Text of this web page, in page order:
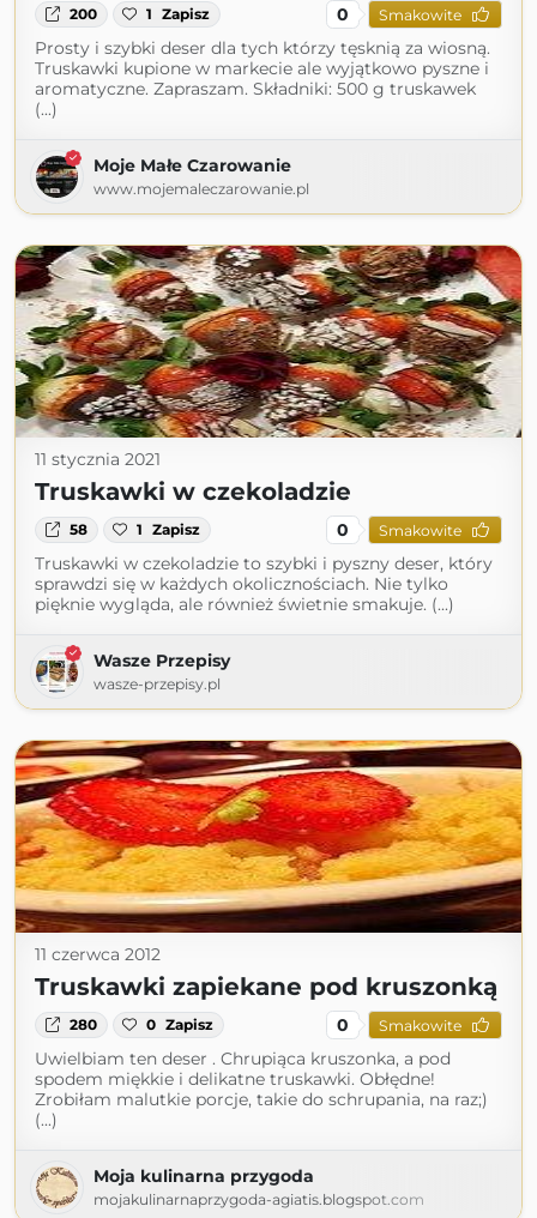
200 1 Zapisz 0 Smakowite
Prosty i szybki deser dla tych którzy tęsknią za wiosną.
Truskawki kupione w markecie ale wyjątkowo pyszne i
aromatyczne. Zapraszam. Składniki: 500 g truskawek
(...)
Moje Małe Czarowanie
www.mojemaleczarowanie.pl
11 stycznia 2021
Truskawki w czekoladzie
58 1 Zapisz 0 Smakowite
Truskawki w czekoladzie to szybki i pyszny deser, który
sprawdzi się w każdych okolicznościach. Nie tylko
pięknie wygląda, ale również świetnie smakuje. (...)
Wasze Przepisy
wasze-przepisy.pl
11 czerwca 2012
Truskawki zapiekane pod kruszonką
280 0 Zapisz 0 Smakowite
Uwielbiam ten deser . Chrupiąca kruszonka, a pod
spodem miękkie i delikatne truskawki. Obłędne!
Zrobiłam malutkie porcje, takie do schrupania, na raz;)
(...)
Moja kulinarna przygoda
mojakulinarnaprzygoda-agiatis.blogspot.com